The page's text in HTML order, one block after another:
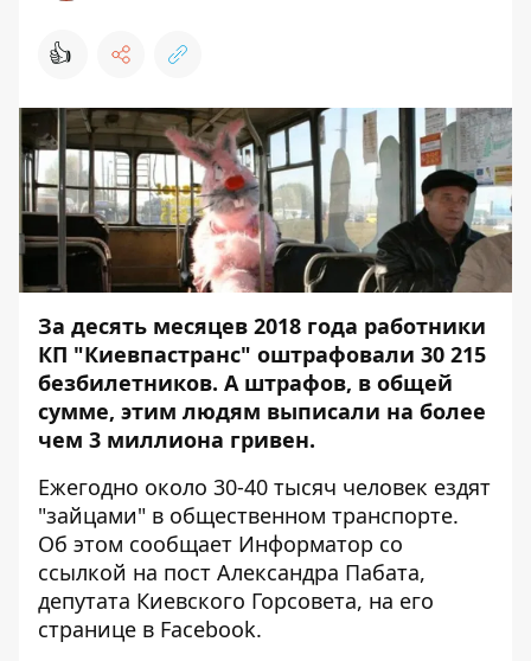
👍
За десять месяцев 2018 года работники
КП "Киевпастранс" оштрафовали 30 215
безбилетников. А штрафов, в общей
сумме, этим людям выписали на более
чем 3 миллиона гривен.
Ежегодно около 30-40 тысяч человек ездят
"зайцами" в общественном транспорте.
Об этом сообщает Информатор со
ссылкой на пост Александра Пабата,
депутата Киевского Горсовета, на его
странице в Facebook.